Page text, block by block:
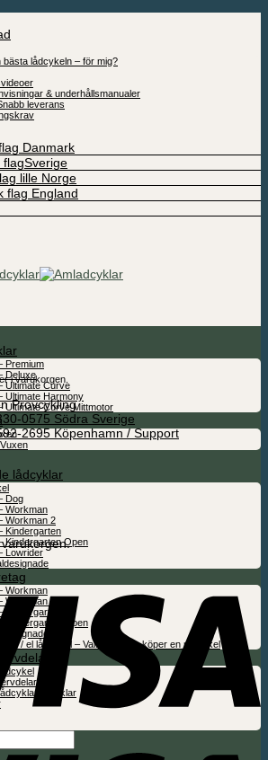
bästa lådcykeln – för mig?
& underhållsmanualer
leverans
Danmark
Sverige
Norge
England
i varukorgen.
Provcykling
0575 Södra Sverige
2695 Köpenhamn / Support
Premium
Deluxe
Ultimate Curve
Ultimate Harmony
Ultimate Curve Mittmotor
lådcyklar
Dog
Workman
Workman 2
Kindergarten
Kindergarten Open
Lowrider
Workman
Workman 2
Kindergarten Open
/ el lådcykel – Valfritt när du köper en ny cykel
& cyklar